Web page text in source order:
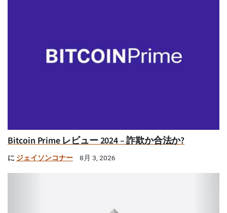
Bitcoin Prime レビュー 2024 – 詐欺か合法か?
に ジェイソンコナー 8月 3, 2026